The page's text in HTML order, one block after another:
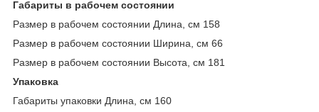
Габариты в рабочем состоянии
Размер в рабочем состоянии Длина, см 158
Размер в рабочем состоянии Ширина, см 66
Размер в рабочем состоянии Высота, см 181
Упаковка
Габариты упаковки Длина, см 160